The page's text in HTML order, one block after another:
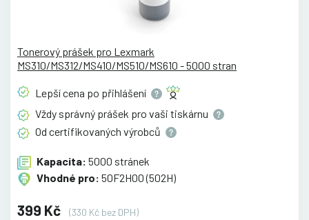
Tonerový prášek pro Lexmark
MS310/MS312/MS410/MS510/MS610 - 5000 stran
Lepší cena po přihlášení
Vždy správný prášek pro vaši tiskárnu
Od certifikovaných výrobců
Kapacita: 5000 stránek
Vhodné pro: 50F2H00 (502H)
399 Kč
(330 Kč bez DPH)